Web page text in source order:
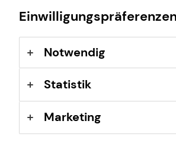
Notwendig
Statistik
Marketing